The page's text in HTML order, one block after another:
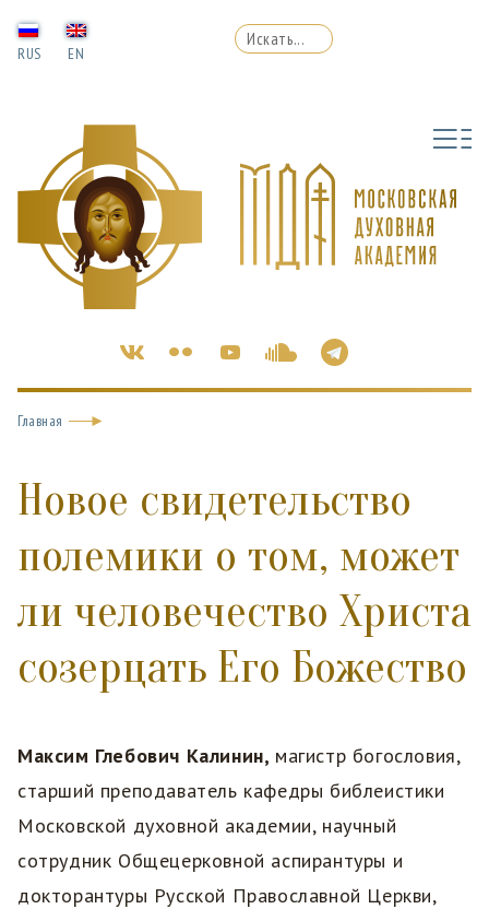
RUS EN
Главная
Новое свидетельство
полемики о том, может
ли человечество Христа
созерцать Его Божество
Максим Глебович Калинин, магистр богословия,
старший преподаватель кафедры библеистики
Московской духовной академии, научный
сотрудник Общецерковной аспирантуры и
докторантуры Русской Православной Церкви,